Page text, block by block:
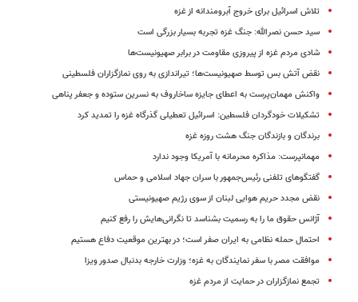
تلاش اسرائیل برای خروج آبرومندانه از غزه
سید حسن نصرالله: جنگ غزه تجربه بسیار بزرگی است
شادی مردم غزه از پیروزی مقاومت در برابر صهیونیست‌ها
نقض آتش بس توسط صهیونیست‌ها؛ تیراندازی به روی نمازگزاران فلسطینی
واکنش مهمان‌پرست به اعطای جایزه ساخاروف به نسرین ستوده و جعفر پناهی
تشکیلات خودگردان فلسطین: اسرائیل تعطیلی گذرگاه غزه را تمدید کرد
برندگان و بازندگان جنگ هشت روزه غزه
مهمانپرست: مذاکره محرمانه با آمریکا وجود ندارد
گفتگوهای تلفنی رئیس‌جمهور با سران جهاد اسلامی و حماس
نقض مجدد حریم هوایی لبنان از سوی رژیم صهیونیستی
آژانس حقوق ما را به رسمیت بشناسد تا نگرانی‌هایش را رفع کنیم
احتمال حمله نظامی به ایران صفر است؛‌ در بهترین موقعیت‌ دفاع هستیم
موافقت مصر با سفر نمایندگان به غزه؛ وزارت خارجه بدنبال صدور ویزا
تجمع نمازگزاران در حمایت از مردم غزه